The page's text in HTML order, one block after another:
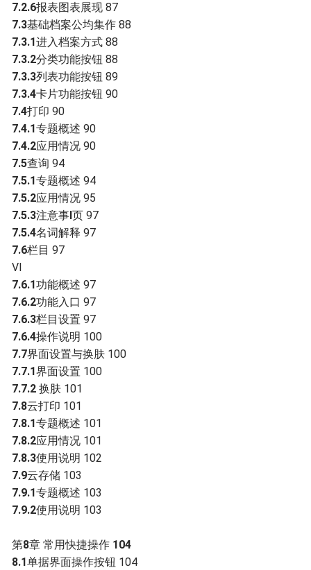
7.2.6报表图表展现 87
7.3基础档案公均集作 88
7.3.1进入档案方式 88
7.3.2分类功能按钮 88
7.3.3列表功能按钮 89
7.3.4卡片功能按钮 90
7.4打印 90
7.4.1专题概述 90
7.4.2应用情况 90
7.5查询 94
7.5.1专题概述 94
7.5.2应用情况 95
7.5.3注意事I页 97
7.5.4名词解释 97
7.6栏目 97
VI
7.6.1功能概述 97
7.6.2功能入口 97
7.6.3栏目设置 97
7.6.4操作说明 100
7.7界面设置与换肤 100
7.7.1界面设置 100
7.7.2换肤 101
7.8云打印 101
7.8.1专题概述 101
7.8.2应用情况 101
7.8.3使用说明 102
7.9云存储 103
7.9.1专题概述 103
7.9.2使用说明 103
第8章 常用快捷操作 104
8.1单据界面操作按钮 104